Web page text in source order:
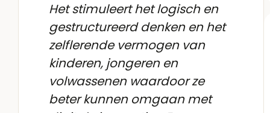
Het stimuleert het logisch en
gestructureerd denken en het
zelflerende vermogen van
kinderen, jongeren en
volwassenen waardoor ze
beter kunnen omgaan met